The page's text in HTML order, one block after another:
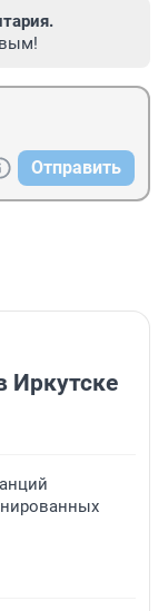
Отправить
Иркутске